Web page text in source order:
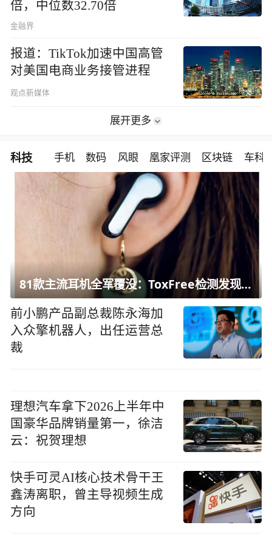
倍，中位数32.70倍
金融界
报道：TikTok加速中国高管
对美国电商业务接管进程
观点新媒体
展开更多
科技 手机 数码 风眼 凰家评测 区块链 车科
81款主流耳机全军覆没：ToxFree检测发现均含对人体有害化学物质
前小鹏产品副总裁陈永海加
入众擎机器人，出任运营总
裁
理想汽车拿下2026上半年中
国豪华品牌销量第一，徐洁
云：祝贺理想
快手可灵AI核心技术骨干王
鑫涛离职，曾主导视频生成
方向